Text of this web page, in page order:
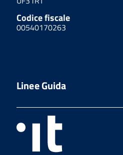
Codice fiscale
00540170263
Linee Guida